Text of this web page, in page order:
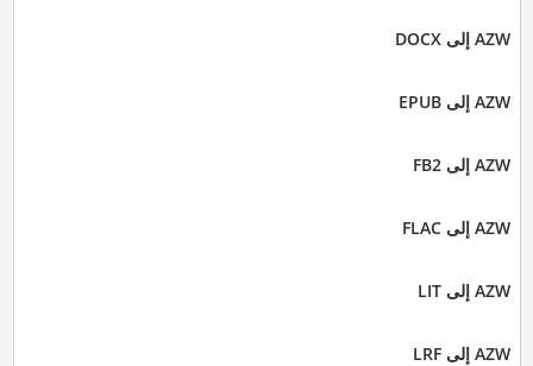
AZW إلى DOCX
AZW إلى EPUB
AZW إلى FB2
AZW إلى FLAC
AZW إلى LIT
AZW إلى LRF